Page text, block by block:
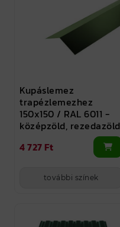
Kupáslemez
trapézlemezhez
150x150 / RAL 6011 -
középzöld, rezedazöld
4 727 Ft
további színek